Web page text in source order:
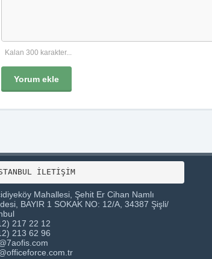
Kalan 300 karakter...
Yorum ekle
Mahallesi, Şehit Er Cihan Namlı
BAYIR 1 SOKAK NO: 12/A, 34387 Şişli/
217 22 12
213 62 96